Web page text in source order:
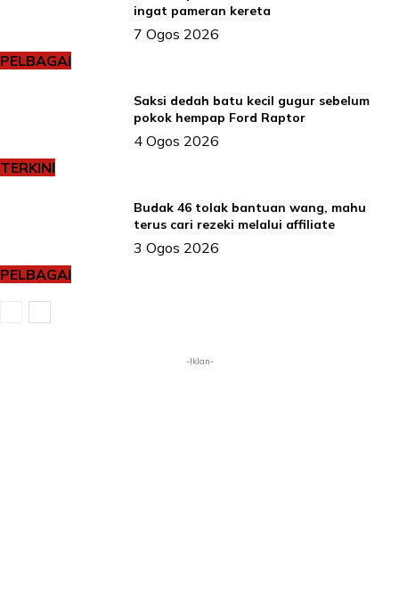
PELBAGAI
ingat pameran kereta
7 Ogos 2026
TERKINI
Saksi dedah batu kecil gugur sebelum
pokok hempap Ford Raptor
4 Ogos 2026
PELBAGAI
Budak 46 tolak bantuan wang, mahu
terus cari rezeki melalui affiliate
3 Ogos 2026
-Iklan-